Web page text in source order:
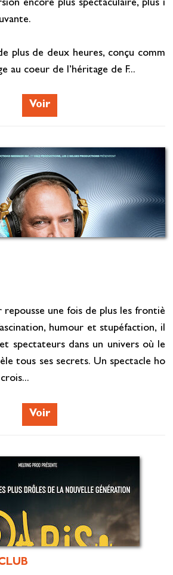
encore plus spectaculaire, plus i
plus de deux heures, conçu comm
au coeur de l’héritage de F...
Voir
repousse une fois de plus les frontiè
humour et stupéfaction, il
spectateurs dans un univers où le
tous ses secrets. Un spectacle ho
Voir